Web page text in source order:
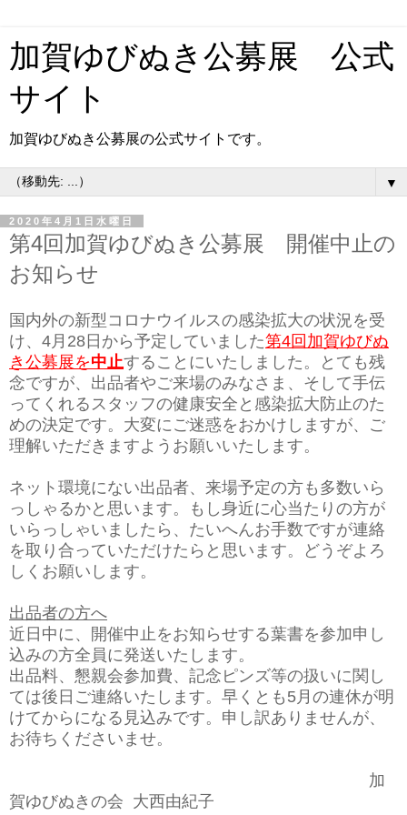
加賀ゆびぬき公募展 公式
サイト
加賀ゆびぬき公募展の公式サイトです。
▼
2020年4月1日水曜日
第4回加賀ゆびぬき公募展 開催中止の
お知らせ
国内外の新型コロナウイルスの感染拡大の状況を受
け、4月28日から予定していました第4回加賀ゆびぬ
き公募展を中止することにいたしました。とても残
念ですが、出品者やご来場のみなさま、そして手伝
ってくれるスタッフの健康安全と感染拡大防止のた
めの決定です。大変にご迷惑をおかけしますが、ご
理解いただきますようお願いいたします。
ネット環境にない出品者、来場予定の方も多数いら
っしゃるかと思います。もし身近に心当たりの方が
いらっしゃいましたら、たいへんお手数ですが連絡
を取り合っていただけたらと思います。どうぞよろ
しくお願いします。
出品者の方へ
近日中に、開催中止をお知らせする葉書を参加申し
込みの方全員に発送いたします。
出品料、懇親会参加費、記念ピンズ等の扱いに関し
ては後日ご連絡いたします。早くとも5月の連休が明
けてからになる見込みです。申し訳ありませんが、
お待ちくださいませ。
加
賀ゆびぬきの会 大西由紀子